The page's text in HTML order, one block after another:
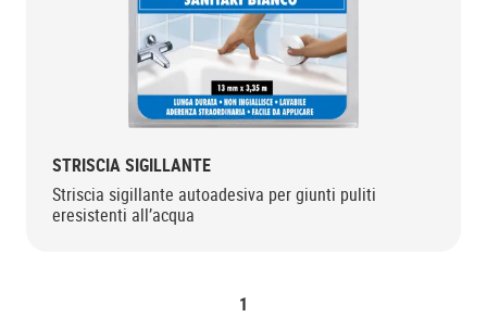
STRISCIA SIGILLANTE
Striscia sigillante autoadesiva per giunti puliti
eresistenti all’acqua
1